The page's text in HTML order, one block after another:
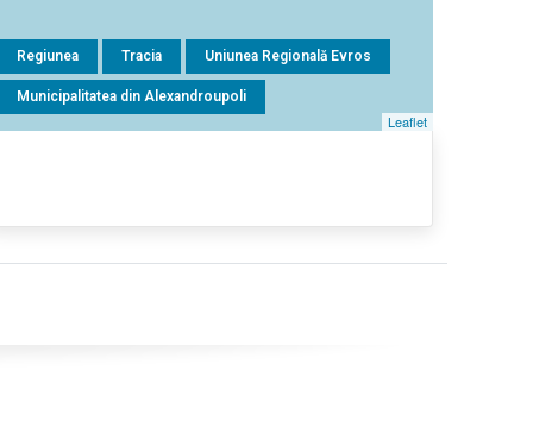
Regiunea Tracia Uniunea Regională Evros
Municipalitatea din Alexandroupoli
Leaflet